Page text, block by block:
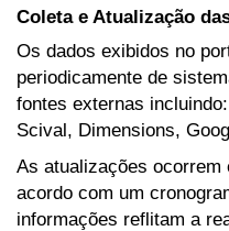
Coleta e Atualização
Os dados exibidos no
periodicamente de
fontes externas
Scival, Dimensions,
As atualizações
acordo com um
informações reflitam a